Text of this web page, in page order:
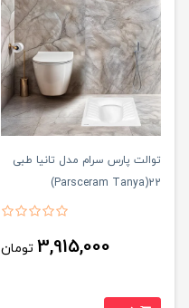
توالت پارس سرام مدل تانیا طبی
22(Parsceram Tanya)
3,915,000 تومان